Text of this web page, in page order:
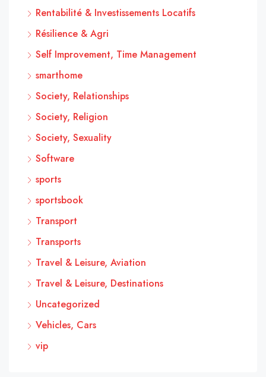
Rentabilité & Investissements Locatifs
Résilience & Agri
Self Improvement, Time Management
smarthome
Society, Relationships
Society, Religion
Society, Sexuality
Software
sports
sportsbook
Transport
Transports
Travel & Leisure, Aviation
Travel & Leisure, Destinations
Uncategorized
Vehicles, Cars
vip